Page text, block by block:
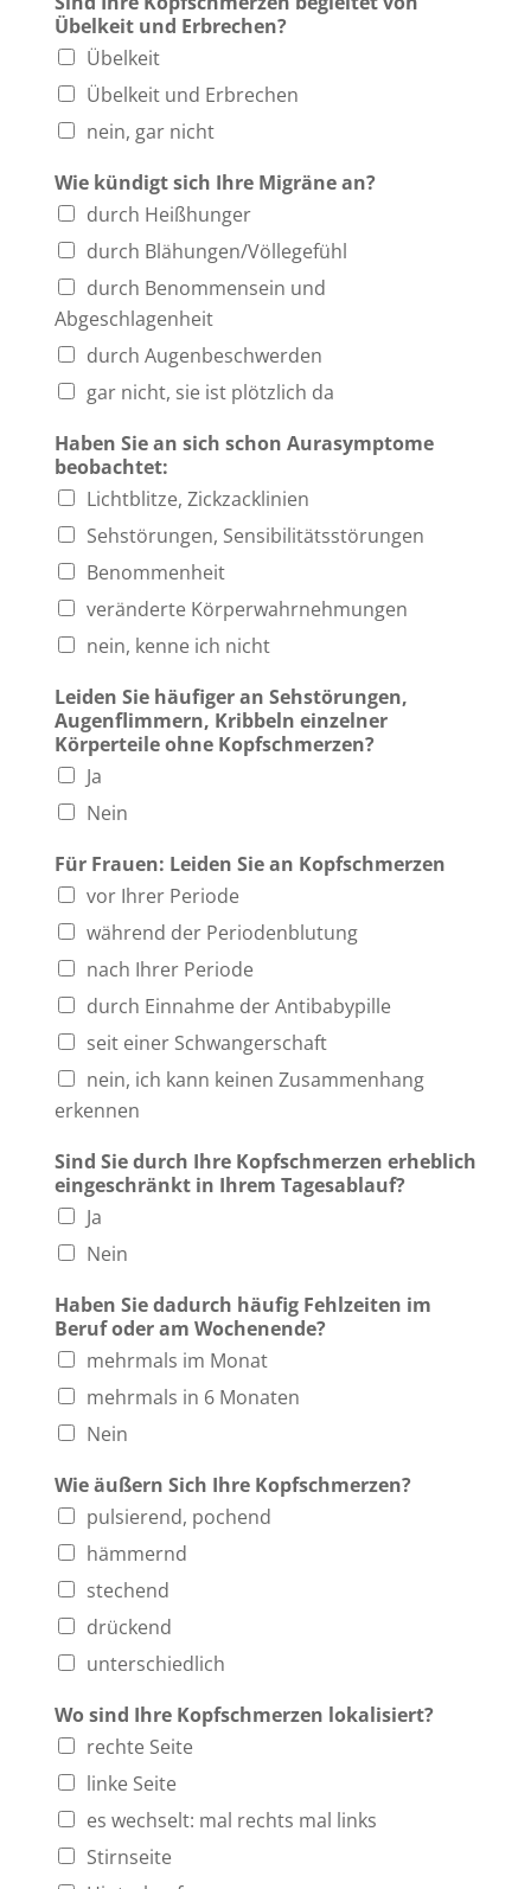
Übelkeit und Erbrechen?
Übelkeit
Übelkeit und Erbrechen
nein, gar nicht
Wie kündigt sich Ihre Migräne an?
durch Heißhunger
durch Blähungen/Völlegefühl
durch Benommensein und
Abgeschlagenheit
durch Augenbeschwerden
gar nicht, sie ist plötzlich da
Haben Sie an sich schon Aurasymptome
beobachtet:
Lichtblitze, Zickzacklinien
Sehstörungen, Sensibilitätsstörungen
Benommenheit
veränderte Körperwahrnehmungen
nein, kenne ich nicht
Leiden Sie häufiger an Sehstörungen,
Augenflimmern, Kribbeln einzelner
Körperteile ohne Kopfschmerzen?
Ja
Nein
Für Frauen: Leiden Sie an Kopfschmerzen
vor Ihrer Periode
während der Periodenblutung
nach Ihrer Periode
durch Einnahme der Antibabypille
seit einer Schwangerschaft
nein, ich kann keinen Zusammenhang
erkennen
Sind Sie durch Ihre Kopfschmerzen erheblich
eingeschränkt in Ihrem Tagesablauf?
Ja
Nein
Haben Sie dadurch häufig Fehlzeiten im
Beruf oder am Wochenende?
mehrmals im Monat
mehrmals in 6 Monaten
Nein
Wie äußern Sich Ihre Kopfschmerzen?
pulsierend, pochend
hämmernd
stechend
drückend
unterschiedlich
Wo sind Ihre Kopfschmerzen lokalisiert?
rechte Seite
linke Seite
es wechselt: mal rechts mal links
Stirnseite